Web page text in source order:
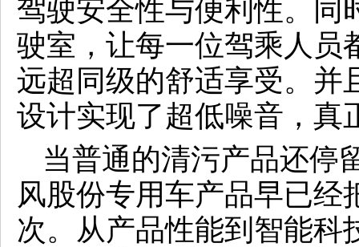
驾驶安全性与便利性。同
驶室，让每一位驾乘人员
远超同级的舒适享受。并
设计实现了超低噪音，真
当普通的清污产品还停
风股份专用车产品早已经
次。从产品性能到智能科